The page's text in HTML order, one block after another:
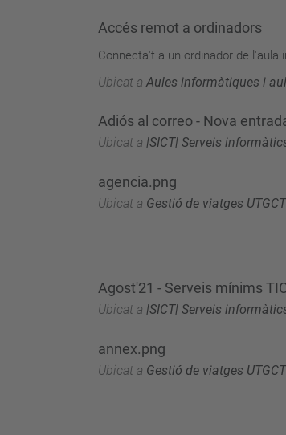
Accés remot a ordinadors
Connecta't a un ordinador de l'aula
Ubicat a Aules informàtiques i
Adiós al correo - Nova
Ubicat a |SICT| Serveis
agencia.png
Ubicat a Gestió de viatges UTGCT
Agost'21 - Serveis mínims
Ubicat a |SICT| Serveis
annex.png
Ubicat a Gestió de viatges UTGCT